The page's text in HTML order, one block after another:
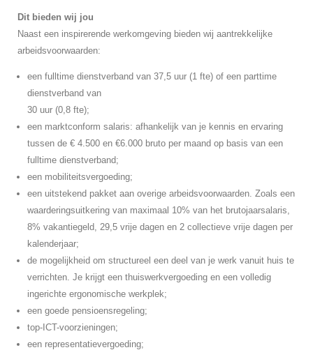
Dit bieden wij jou
Naast een inspirerende werkomgeving bieden wij aantrekkelijke
arbeidsvoorwaarden:
een fulltime dienstverband van 37,5 uur (1 fte) of een parttime
dienstverband van
30 uur (0,8 fte);
een marktconform salaris: afhankelijk van je kennis en ervaring
tussen de € 4.500 en €6.000 bruto per maand op basis van een
fulltime dienstverband;
een mobiliteitsvergoeding;
een uitstekend pakket aan overige arbeidsvoorwaarden. Zoals een
waarderingsuitkering van maximaal 10% van het brutojaarsalaris,
8% vakantiegeld, 29,5 vrije dagen en 2 collectieve vrije dagen per
kalenderjaar;
de mogelijkheid om structureel een deel van je werk vanuit huis te
verrichten. Je krijgt een thuiswerkvergoeding en een volledig
ingerichte ergonomische werkplek;
een goede pensioensregeling;
top-ICT-voorzieningen;
een representatievergoeding;